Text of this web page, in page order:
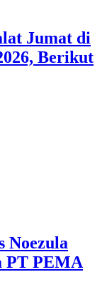
Jumat di
Berikut
Noezula
PT PEMA